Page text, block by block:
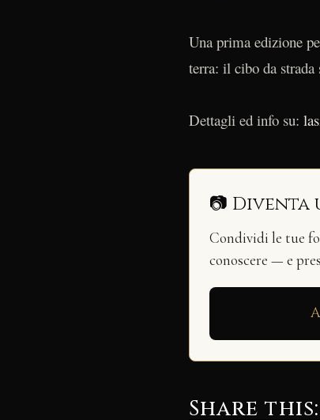
Una prima edizione
terra: il cibo da
Dettagli ed info su:
📷
Condividi le tue
conoscere — e
Share this: